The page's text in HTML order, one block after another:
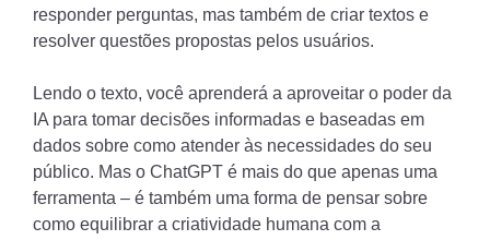
responder perguntas, mas também de criar textos e
resolver questões propostas pelos usuários.
Lendo o texto, você aprenderá a aproveitar o poder da
IA ​​para tomar decisões informadas e baseadas em
dados sobre como atender às necessidades do seu
público. Mas o ChatGPT é mais do que apenas uma
ferramenta – é também uma forma de pensar sobre
como equilibrar a criatividade humana com a